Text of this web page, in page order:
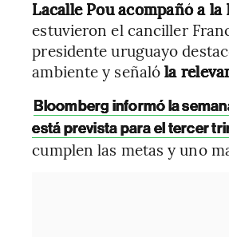
Lacalle Pou acompañó a
estuvieron el canciller
presidente uruguayo
ambiente y señalóla
Bloomberg informó la
está prevista para el tercer
cumplen las metas y uno